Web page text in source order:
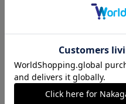
名前もかわいい
サイズ：サイズなし 色：生成
購入の用途:ご自宅用